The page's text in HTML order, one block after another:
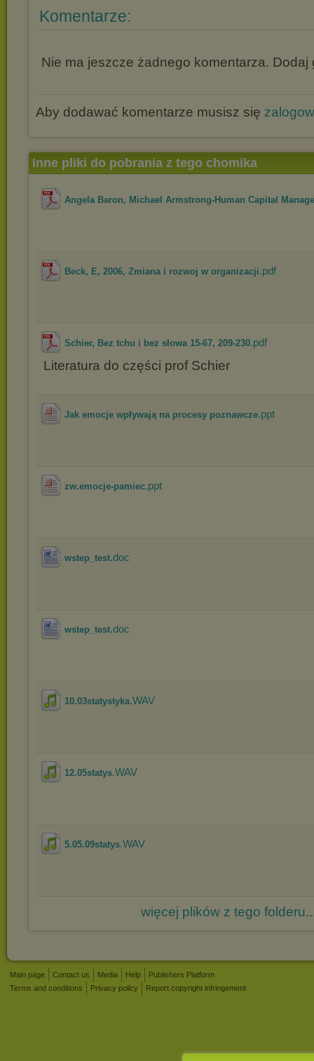
Komentarze:
Nie ma jeszcze żadnego komentarza. Dodaj
Aby dodawać komentarze musisz się
Inne pliki do pobrania z tego chomika
Angela Baron, Michael Armstrong-Human Capital
Beck, E, 2006, Zmiana i rozwoj w organizacji.pdf
Schier, Bez tchu i bez słowa 15-67, 209-230.pdf
Literatura do części prof Schier
Jak emocje wpływają na procesy poznawcze.ppt
zw.emocje-pamiec.ppt
wstep_test.doc
wstep_test.doc
10.03statystyka.WAV
12.05statys.WAV
5.05.09statys.WAV
więcej plików z tego
Main page Contact us Media Help
Publishers Platform
Terms and conditions
Privacy policy Report copyright infringement